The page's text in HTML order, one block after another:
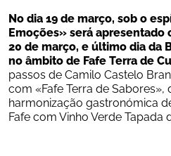
No dia 19 de março, sob o
Emoções» será apresentado
20 de março, e último dia da
no âmbito de Fafe Terra de
passos de Camilo Castelo
com «Fafe Terra de
harmonização gastronómica
Fafe com Vinho Verde Tapada